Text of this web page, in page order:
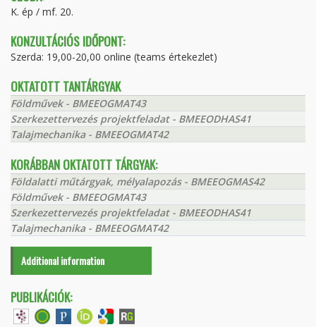
K. ép / mf. 20.
KONZULTÁCIÓS IDŐPONT:
Szerda: 19,00-20,00 online (teams értekezlet)
OKTATOTT TANTÁRGYAK
Földművek - BMEEOGMAT43
Szerkezettervezés projektfeladat - BMEEODHAS41
Talajmechanika - BMEEOGMAT42
KORÁBBAN OKTATOTT TÁRGYAK:
Földalatti műtárgyak, mélyalapozás - BMEEOGMAS42
Földművek - BMEEOGMAT43
Szerkezettervezés projektfeladat - BMEEODHAS41
Talajmechanika - BMEEOGMAT42
Additional information
PUBLIKÁCIÓK: